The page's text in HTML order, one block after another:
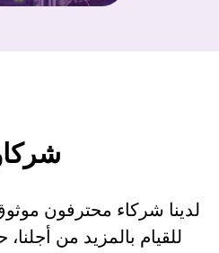
لدينا شركاء محترفون
للقيام بالمزيد من